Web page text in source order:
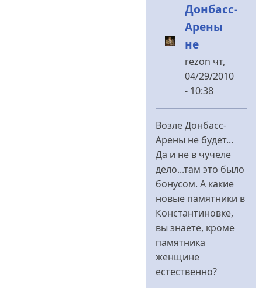
Донбасс-
Арены
не
rezon чт,
04/29/2010
- 10:38
У
відповідь
до
будет
чучело
Возле Донбасс-
Арены не будет...
Да и не в чучеле
дело...там это было
бонусом. А какие
новые памятники в
Константиновке,
вы знаете, кроме
памятника
женщине
естественно?